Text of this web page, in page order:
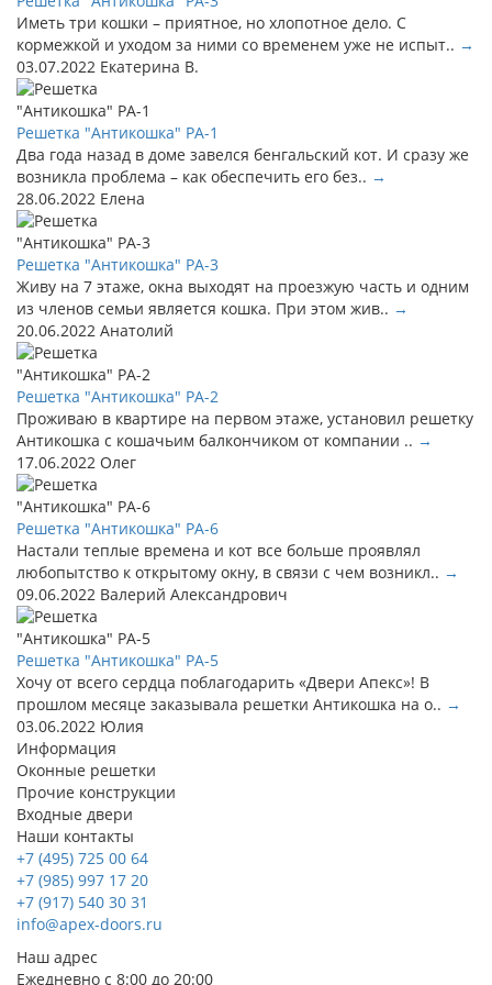
Иметь три кошки – приятное, но хлопотное дело. С
кормежкой и уходом за ними со временем уже не испыт.. →
03.07.2022 Екатерина В.
Решетка "Антикошка" РА-1
Два года назад в доме завелся бенгальский кот. И сразу же
возникла проблема – как обеспечить его без.. →
28.06.2022 Елена
Решетка "Антикошка" РА-3
Живу на 7 этаже, окна выходят на проезжую часть и одним
из членов семьи является кошка. При этом жив.. →
20.06.2022 Анатолий
Решетка "Антикошка" РА-2
Проживаю в квартире на первом этаже, установил решетку
Антикошка с кошачьим балкончиком от компании .. →
17.06.2022 Олег
Решетка "Антикошка" РА-6
Настали теплые времена и кот все больше проявлял
любопытство к открытому окну, в связи с чем возникл.. →
09.06.2022 Валерий Александрович
Решетка "Антикошка" РА-5
Хочу от всего сердца поблагодарить «Двери Апекс»! В
прошлом месяце заказывала решетки Антикошка на о.. →
03.06.2022 Юлия
Информация
Оконные решетки
Прочие конструкции
Входные двери
Наши контакты
+7 (495) 725 00 64
+7 (985) 997 17 20
+7 (917) 540 30 31
info@apex-doors.ru
Наш адрес
Ежедневно с 8:00 до 20:00